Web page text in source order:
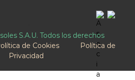
S.A.U. Todos los derechos
de Cookies
Política de
Privacidad